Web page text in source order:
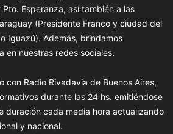
Esperanza, así también a las
(Presidente Franco y ciudad del
Iguazú). Además, brindamos
en nuestras redes sociales.
con Radio Rivadavia de Buenos Aires,
durante las 24 hs. emitiéndose
duración cada media hora actualizando
y nacional.